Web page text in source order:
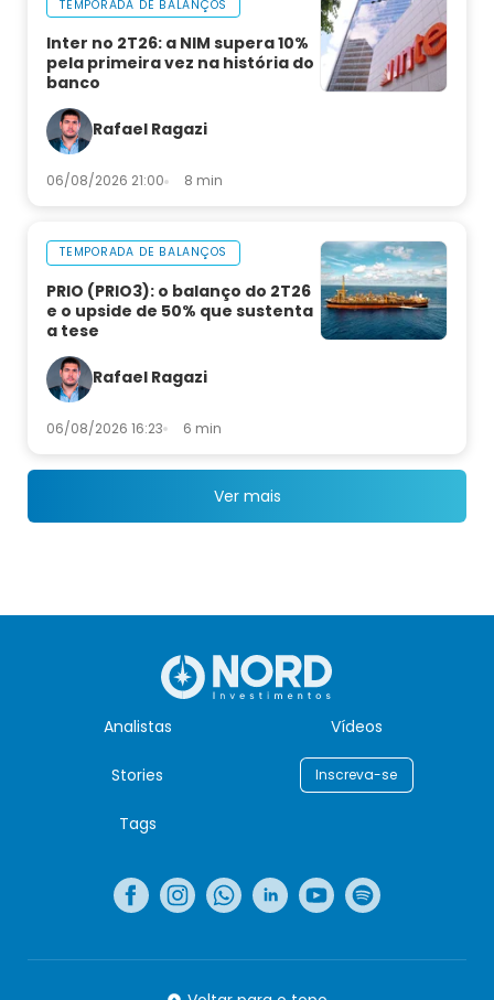
TEMPORADA DE BALANÇOS
Inter no 2T26: a NIM supera 10%
pela primeira vez na história do
banco
Rafael Ragazi
06/08/2026 21:00 8 min
TEMPORADA DE BALANÇOS
PRIO (PRIO3): o balanço do 2T26
e o upside de 50% que sustenta
a tese
Rafael Ragazi
06/08/2026 16:23 6 min
Ver mais
Analistas Vídeos
Stories Inscreva-se
Tags